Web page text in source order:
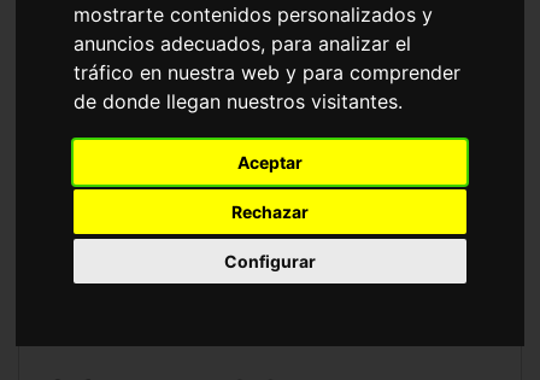
mostrarte contenidos personalizados y
anuncios adecuados, para analizar el
tráfico en nuestra web y para comprender
de donde llegan nuestros visitantes.
Aceptar
Rechazar
Configurar
Gafas Graduadas
Gafas Deportivas
Lentillas
Accesorios
Nuevo